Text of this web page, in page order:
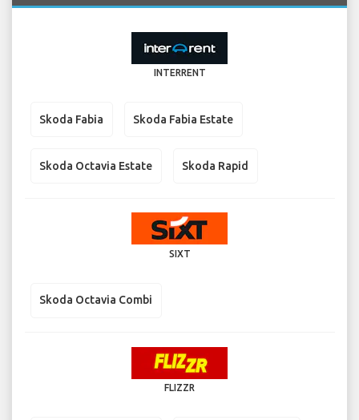
INTERRENT
Skoda Fabia Skoda Fabia Estate
Skoda Octavia Estate Skoda Rapid
SIXT
Skoda Octavia Combi
FLIZZR